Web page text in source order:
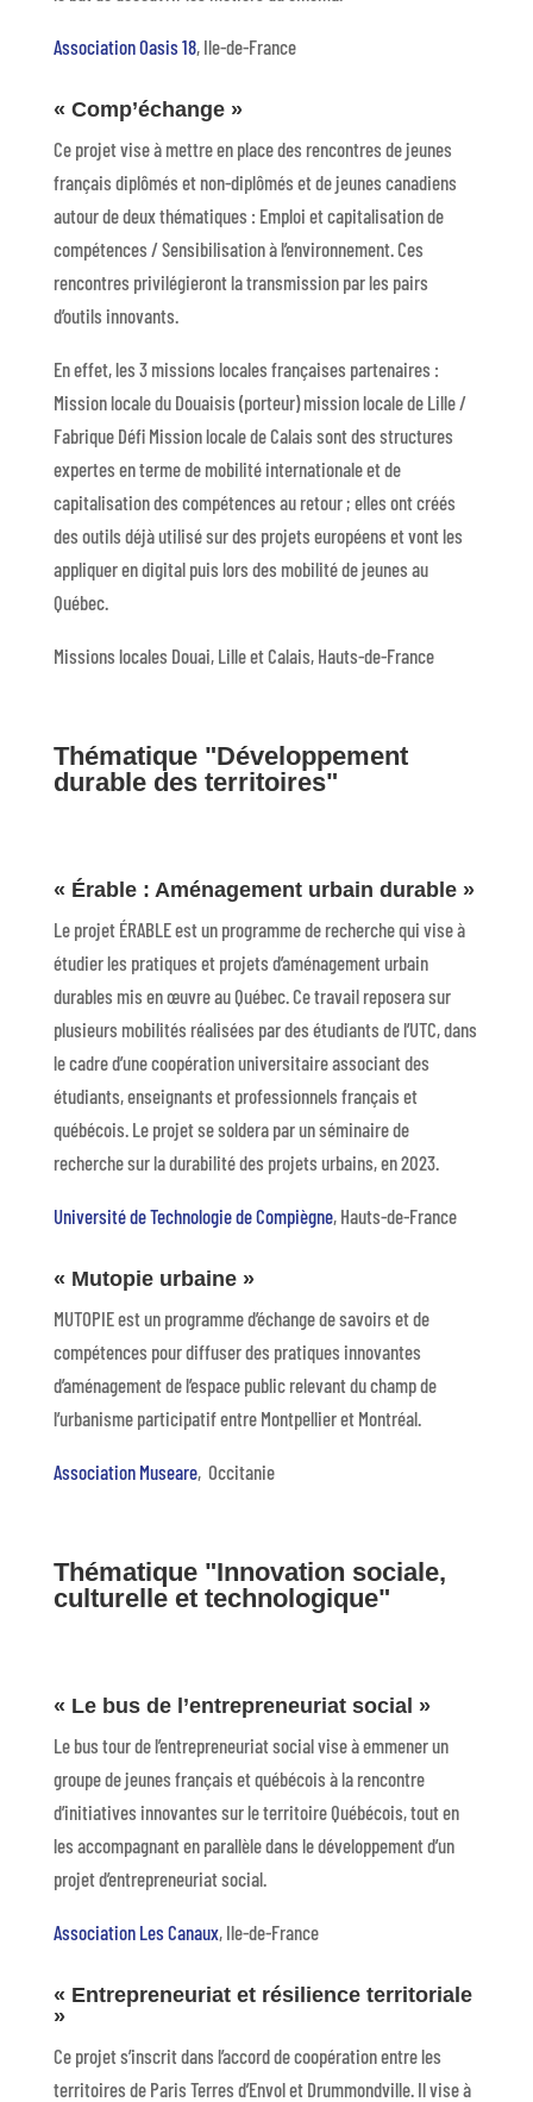
Association Oasis 18, Ile-de-France
« Comp’échange »
Ce projet vise à mettre en place des rencontres de jeunes
français diplômés et non-diplômés et de jeunes canadiens
autour de deux thématiques : Emploi et capitalisation de
compétences / Sensibilisation à l’environnement. Ces
rencontres privilégieront la transmission par les pairs
d’outils innovants.
En effet, les 3 missions locales françaises partenaires :
Mission locale du Douaisis (porteur) mission locale de Lille /
Fabrique Défi Mission locale de Calais sont des structures
expertes en terme de mobilité internationale et de
capitalisation des compétences au retour ; elles ont créés
des outils déjà utilisé sur des projets européens et vont les
appliquer en digital puis lors des mobilité de jeunes au
Québec.
Missions locales Douai, Lille et Calais, Hauts-de-France
Thématique "Développement
durable des territoires"
« Érable : Aménagement urbain durable »
Le projet ÉRABLE est un programme de recherche qui vise à
étudier les pratiques et projets d’aménagement urbain
durables mis en œuvre au Québec. Ce travail reposera sur
plusieurs mobilités réalisées par des étudiants de l’UTC, dans
le cadre d’une coopération universitaire associant des
étudiants, enseignants et professionnels français et
québécois. Le projet se soldera par un séminaire de
recherche sur la durabilité des projets urbains, en 2023.
Université de Technologie de Compiègne, Hauts-de-France
« Mutopie urbaine »
MUTOPIE est un programme d’échange de savoirs et de
compétences pour diffuser des pratiques innovantes
d’aménagement de l’espace public relevant du champ de
l’urbanisme participatif entre Montpellier et Montréal.
Association Museare, Occitanie
Thématique "Innovation sociale,
culturelle et technologique"
« Le bus de l’entrepreneuriat social »
Le bus tour de l’entrepreneuriat social vise à emmener un
groupe de jeunes français et québécois à la rencontre
d’initiatives innovantes sur le territoire Québécois, tout en
les accompagnant en parallèle dans le développement d’un
projet d’entrepreneuriat social.
Association Les Canaux, Ile-de-France
« Entrepreneuriat et résilience territoriale
»
Ce projet s’inscrit dans l’accord de coopération entre les
territoires de Paris Terres d’Envol et Drummondville. Il vise à